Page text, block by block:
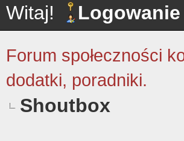
Witaj! Logowanie
Forum społeczności
dodatki, poradniki.
Shoutbox